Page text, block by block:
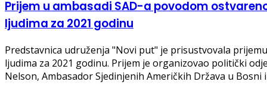
Prijem u ambasadi SAD-a povodom
ljudima za 2021 godinu
Predstavnica udruženja "Novi put" je prisustvovala
ljudima za 2021 godinu. Prijem je organizovao politički
Nelson, Ambasador Sjedinjenih Američkih Država u Bosni